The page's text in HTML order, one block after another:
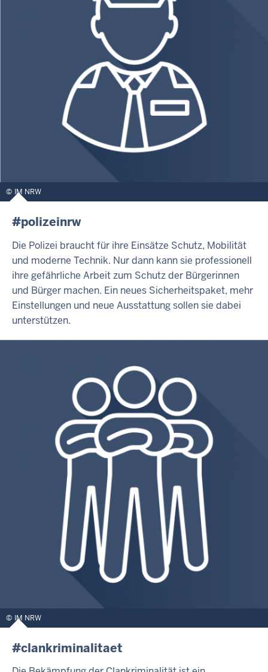
IM NRW
#polizeinrw
Die Polizei braucht für ihre Einsätze Schutz, Mobilität
und moderne Technik. Nur dann kann sie professionell
ihre gefährliche Arbeit zum Schutz der Bürgerinnen
und Bürger machen. Ein neues Sicherheitspaket, mehr
Einstellungen und neue Ausstattung sollen sie dabei
unterstützen.
IM NRW
#clankriminalitaet